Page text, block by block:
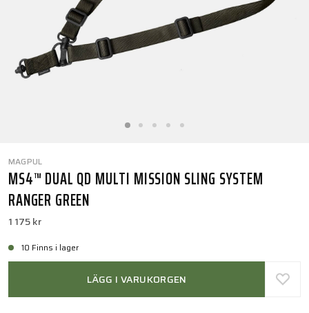
MAGPUL
MS4™ DUAL QD MULTI MISSION SLING SYSTEM
RANGER GREEN
1 175 kr
10 Finns i lager
LÄGG I VARUKORGEN